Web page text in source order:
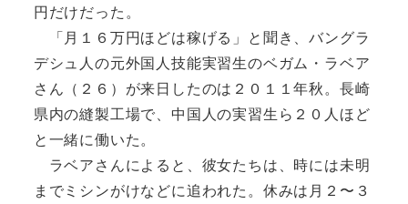
円だけだった。
「月１６万円ほどは稼げる」と聞き、バングラ
デシュ人の元外国人技能実習生のベガム・ラベア
さん（２６）が来日したのは２０１１年秋。長崎
県内の縫製工場で、中国人の実習生ら２０人ほど
と一緒に働いた。
ラベアさんによると、彼女たちは、時には未明
までミシンがけなどに追われた。休みは月２〜３